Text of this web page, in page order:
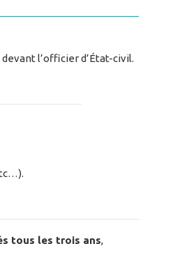
l’officier d’État-civil.
tous les trois ans,